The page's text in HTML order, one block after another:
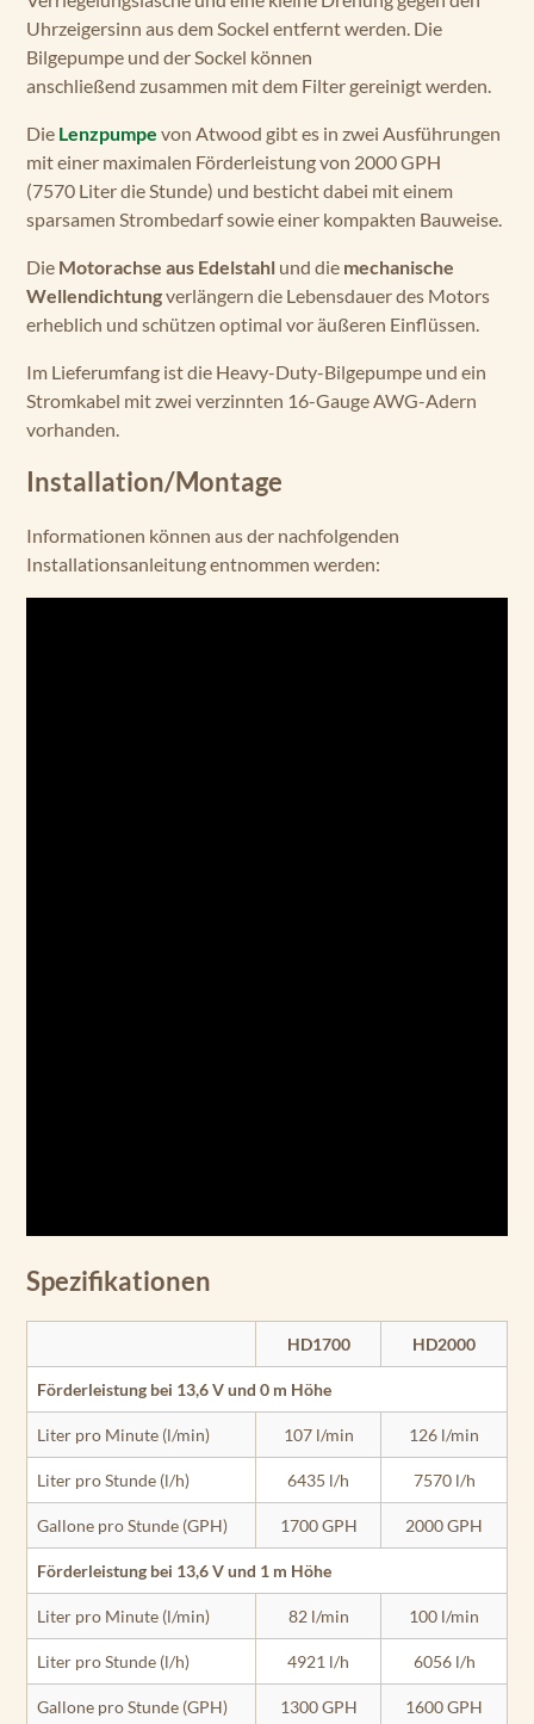
Uhrzeigersinn aus dem Sockel entfernt werden. Die
Bilgepumpe und der Sockel können
anschließend zusammen mit dem Filter gereinigt werden.
Die Lenzpumpe von Atwood gibt es in zwei Ausführungen
mit einer maximalen Förderleistung von 2000 GPH
(7570 Liter die Stunde) und besticht dabei mit einem
sparsamen Strombedarf sowie einer kompakten Bauweise.
Die Motorachse aus Edelstahl und die mechanische
Wellendichtungverlängern die Lebensdauer des Motors
erheblich und schützen optimal vor äußeren Einflüssen.
Im Lieferumfang ist die Heavy-Duty-Bilgepumpe und ein
Stromkabel mit zwei verzinnten 16-Gauge AWG-Adern
vorhanden.
Installation/Montage
Informationen können aus der nachfolgenden
Installationsanleitung entnommen werden:
Spezifikationen
HD1700 HD2000
Förderleistung bei 13,6 V und 0 m Höhe
Liter pro Minute (l/min) 107 l/min 126 l/min
Liter pro Stunde (l/h) 6435 l/h 7570 l/h
Gallone pro Stunde (GPH) 1700 GPH 2000 GPH
Förderleistung bei 13,6 V und 1 m Höhe
Liter pro Minute (l/min) 82 l/min 100 l/min
Liter pro Stunde (l/h) 4921 l/h 6056 l/h
Gallone pro Stunde (GPH) 1300 GPH 1600 GPH